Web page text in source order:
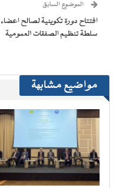
الموضوع السابق
افتتاح دورة تكوينية لصالح اعضاء
سلطة تنظيم الصفقات العمومية
مواضيع مشابهة